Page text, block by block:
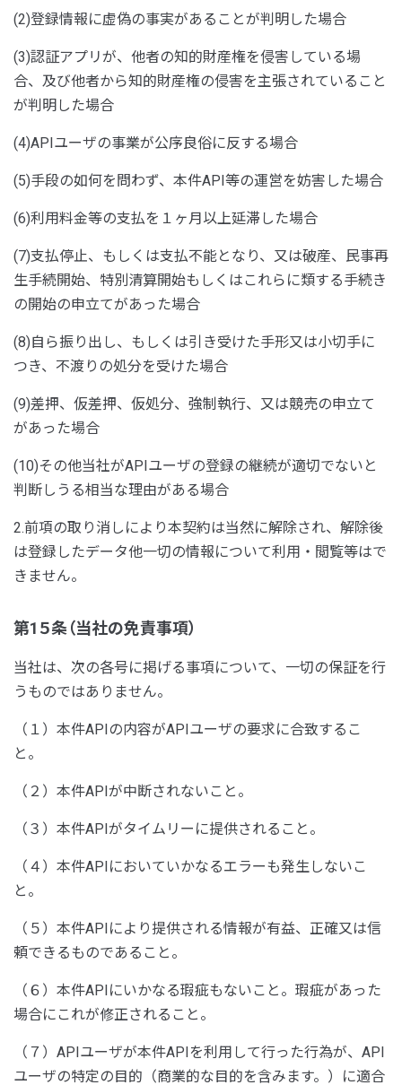
(2)登録情報に虚偽の事実があることが判明した場合
(3)認証アプリが、他者の知的財産権を侵害している場
合、及び他者から知的財産権の侵害を主張されていること
が判明した場合
(4)APIユーザの事業が公序良俗に反する場合
(5)手段の如何を問わず、本件API等の運営を妨害した場合
(6)利用料金等の支払を１ヶ月以上延滞した場合
(7)支払停止、もしくは支払不能となり、又は破産、民事再
生手続開始、特別清算開始もしくはこれらに類する手続き
の開始の申立てがあった場合
(8)自ら振り出し、もしくは引き受けた手形又は小切手に
つき、不渡りの処分を受けた場合
(9)差押、仮差押、仮処分、強制執行、又は競売の申立て
があった場合
(10)その他当社がAPIユーザの登録の継続が適切でないと
判断しうる相当な理由がある場合
2.前項の取り消しにより本契約は当然に解除され、解除後
は登録したデータ他一切の情報について利用・閲覧等はで
きません。
第1５条（当社の免責事項）
当社は、次の各号に掲げる事項について、一切の保証を行
うものではありません。
（１）本件APIの内容がAPIユーザの要求に合致するこ
と。
（２）本件APIが中断されないこと。
（３）本件APIがタイムリーに提供されること。
（４）本件APIにおいていかなるエラーも発生しないこ
と。
（５）本件APIにより提供される情報が有益、正確又は信
頼できるものであること。
（６）本件APIにいかなる瑕疵もないこと。瑕疵があった
場合にこれが修正されること。
（７）APIユーザが本件APIを利用して行った行為が、API
ユーザの特定の目的（商業的な目的を含みます。）に適合